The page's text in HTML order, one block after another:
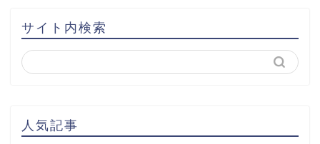
サイト内検索
人気記事